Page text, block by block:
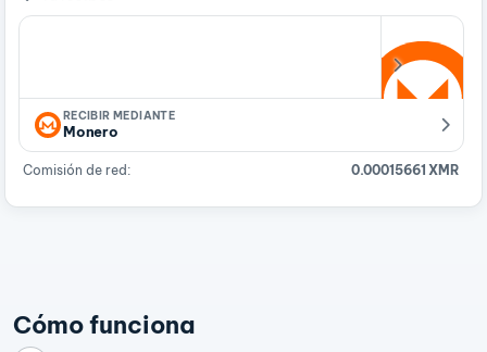
RECIBIR MEDIANTE
Monero
Comisión de red: 0.00015661 XMR
Cómo funciona